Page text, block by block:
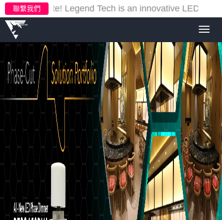
聯繫我們
new website!Legend Tech is an innovative LED